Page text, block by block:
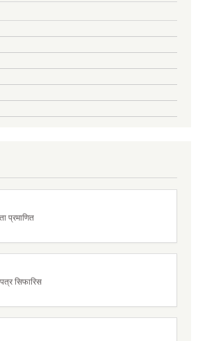
प्रमाणित
सिफारिस